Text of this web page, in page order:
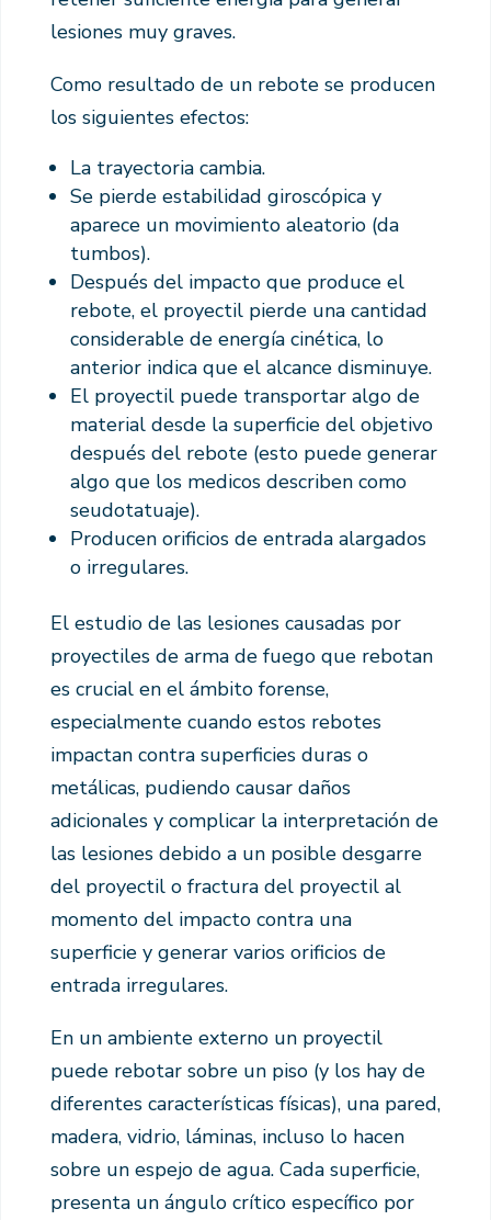
lesiones muy graves.
Como resultado de un rebote se producen
los siguientes efectos:
La trayectoria cambia.
Se pierde estabilidad giroscópica y
aparece un movimiento aleatorio (da
tumbos).
Después del impacto que produce el
rebote, el proyectil pierde una cantidad
considerable de energía cinética, lo
anterior indica que el alcance disminuye.
El proyectil puede transportar algo de
material desde la superficie del objetivo
después del rebote (esto puede generar
algo que los medicos describen como
seudotatuaje).
Producen orificios de entrada alargados
o irregulares.
El estudio de las lesiones causadas por
proyectiles de arma de fuego que rebotan
es crucial en el ámbito forense,
especialmente cuando estos rebotes
impactan contra superficies duras o
metálicas, pudiendo causar daños
adicionales y complicar la interpretación de
las lesiones debido a un posible desgarre
del proyectil o fractura del proyectil al
momento del impacto contra una
superficie y generar varios orificios de
entrada irregulares.
En un ambiente externo un proyectil
puede rebotar sobre un piso (y los hay de
diferentes características físicas), una pared,
madera, vidrio, láminas, incluso lo hacen
sobre un espejo de agua. Cada superficie,
presenta un ángulo crítico específico por